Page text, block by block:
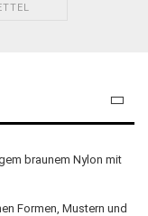
braunem Nylon mit
Formen, Mustern und